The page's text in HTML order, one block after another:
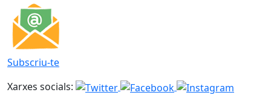
Subscriu-te
Xarxes socials: